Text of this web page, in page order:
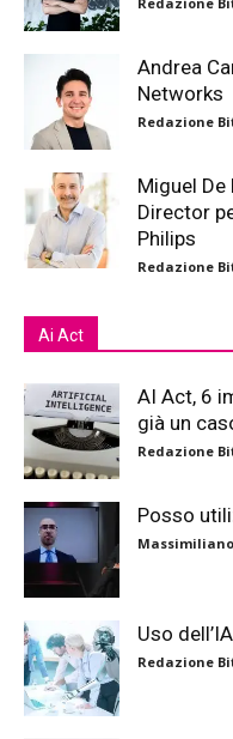
Andrea
Networks
Redazione
Miguel
Director
Philips
Redazione
Ai Act
AI Act, 6
già un
Redazione
Posso
Uso
Redazione